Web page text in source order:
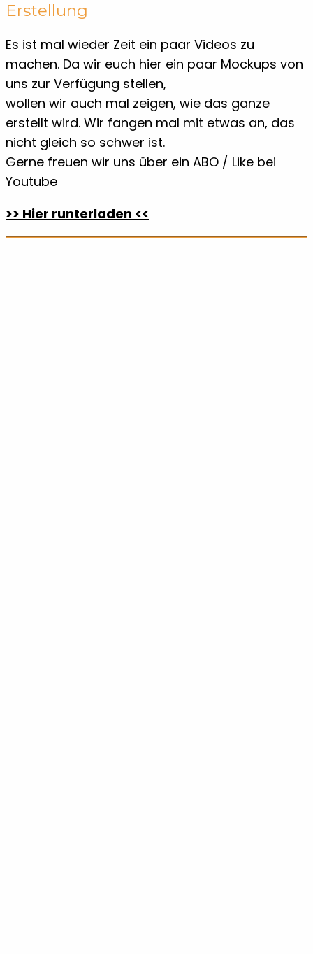
Erstellung
Es ist mal wieder Zeit ein paar Videos zu
machen. Da wir euch hier ein paar Mockups von
uns zur Verfügung stellen,
wollen wir auch mal zeigen, wie das ganze
erstellt wird. Wir fangen mal mit etwas an, das
nicht gleich so schwer ist.
Gerne freuen wir uns über ein ABO / Like bei
Youtube
>> Hier runterladen <<